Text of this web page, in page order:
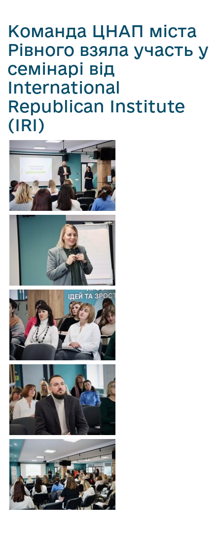
Команда ЦНАП міста
Рівного взяла участь у
семінарі від
International
Republican Institute
(IRI)